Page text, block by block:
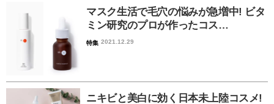
マスク生活で毛穴の悩みが急増中! ビタ
ミン研究のプロが作ったコス…
特集 2021.12.29
ニキビと美白に効く日本未上陸コスメ!